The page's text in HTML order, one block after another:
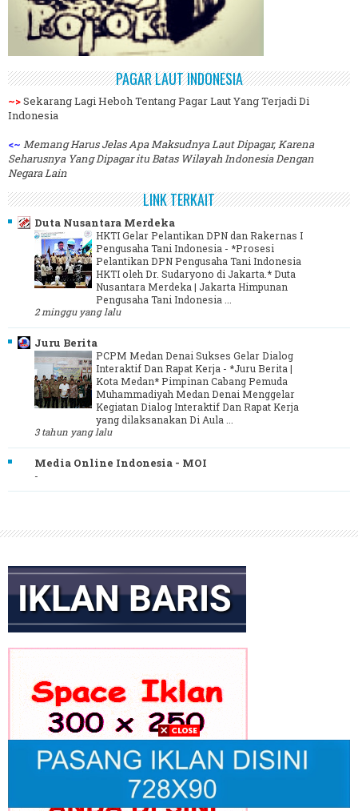
PAGAR LAUT INDONESIA
~>Sekarang Lagi Heboh Tentang Pagar Laut Yang Terjadi Di
Indonesia
<~ Memang Harus Jelas Apa Maksudnya Laut Dipagar, Karena
Seharusnya Yang Dipagar itu Batas Wilayah Indonesia Dengan
Negara Lain
LINK TERKAIT
Duta Nusantara Merdeka
HKTI Gelar Pelantikan DPN dan Rakernas I
Pengusaha Tani Indonesia - *Prosesi
Pelantikan DPN Pengusaha Tani Indonesia
HKTI oleh Dr. Sudaryono di Jakarta.* Duta
Nusantara Merdeka | Jakarta Himpunan
Pengusaha Tani Indonesia ...
2 minggu yang lalu
Juru Berita
PCPM Medan Denai Sukses Gelar Dialog
Interaktif Dan Rapat Kerja - *Juru Berita |
Kota Medan* Pimpinan Cabang Pemuda
Muhammadiyah Medan Denai Menggelar
Kegiatan Dialog Interaktif Dan Rapat Kerja
yang dilaksanakan Di Aula ...
3 tahun yang lalu
Media Online Indonesia - MOI
-